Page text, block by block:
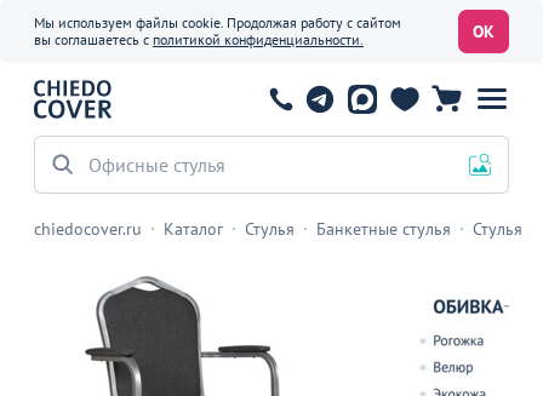
Мы используем файлы cookie. Продолжая работу с сайтом
вы соглашаетесь с политикой конфиденциальности. ОК
Офисные стулья
chiedocover.ru Каталог Стулья Банкетные стулья Стулья